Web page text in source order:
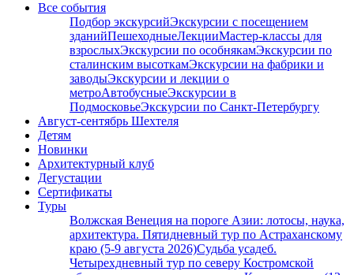
Все события
Подбор экскурсийЭкскурсии с посещением
зданийПешеходныеЛекцииМастер-классы для
взрослыхЭкскурсии по особнякамЭкскурсии по
сталинским высоткамЭкскурсии на фабрики и
заводыЭкскурсии и лекции о
метроАвтобусныеЭкскурсии в
ПодмосковьеЭкскурсии по Санкт-Петербургу
Август-сентябрь Шехтеля
Детям
Новинки
Архитектурный клуб
Дегустации
Сертификаты
Туры
Волжская Венеция на пороге Азии: лотосы, наука,
архитектура. Пятидневный тур по Астраханскому
краю (5-9 августа 2026)Судьба усадеб.
Четырехдневный тур по северу Костромской